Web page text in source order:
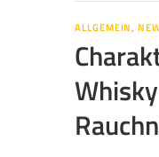
ALLGEMEIN,